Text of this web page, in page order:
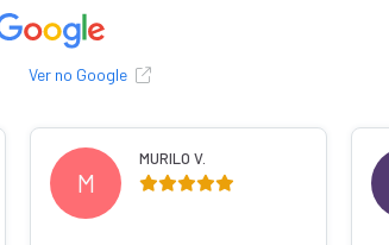
Ver no Google
M
MURILO V.